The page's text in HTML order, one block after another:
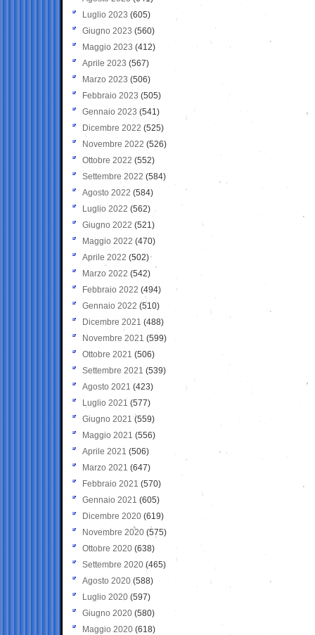
Luglio 2023 (605)
Giugno 2023 (560)
Maggio 2023 (412)
Aprile 2023 (567)
Marzo 2023 (506)
Febbraio 2023 (505)
Gennaio 2023 (541)
Dicembre 2022 (525)
Novembre 2022 (526)
Ottobre 2022 (552)
Settembre 2022 (584)
Agosto 2022 (584)
Luglio 2022 (562)
Giugno 2022 (521)
Maggio 2022 (470)
Aprile 2022 (502)
Marzo 2022 (542)
Febbraio 2022 (494)
Gennaio 2022 (510)
Dicembre 2021 (488)
Novembre 2021 (599)
Ottobre 2021 (506)
Settembre 2021 (539)
Agosto 2021 (423)
Luglio 2021 (577)
Giugno 2021(559)
Maggio 2021 (556)
Aprile 2021 (506)
Marzo 2021 (647)
Febbraio 2021 (570)
Gennaio 2021 (605)
Dicembre 2020 (619)
Novembre 2020 (575)
Ottobre 2020 (638)
Settembre 2020(465)
Agosto 2020 (588)
Luglio 2020 (597)
Giugno 2020 (580)
Maggio 2020 (618)